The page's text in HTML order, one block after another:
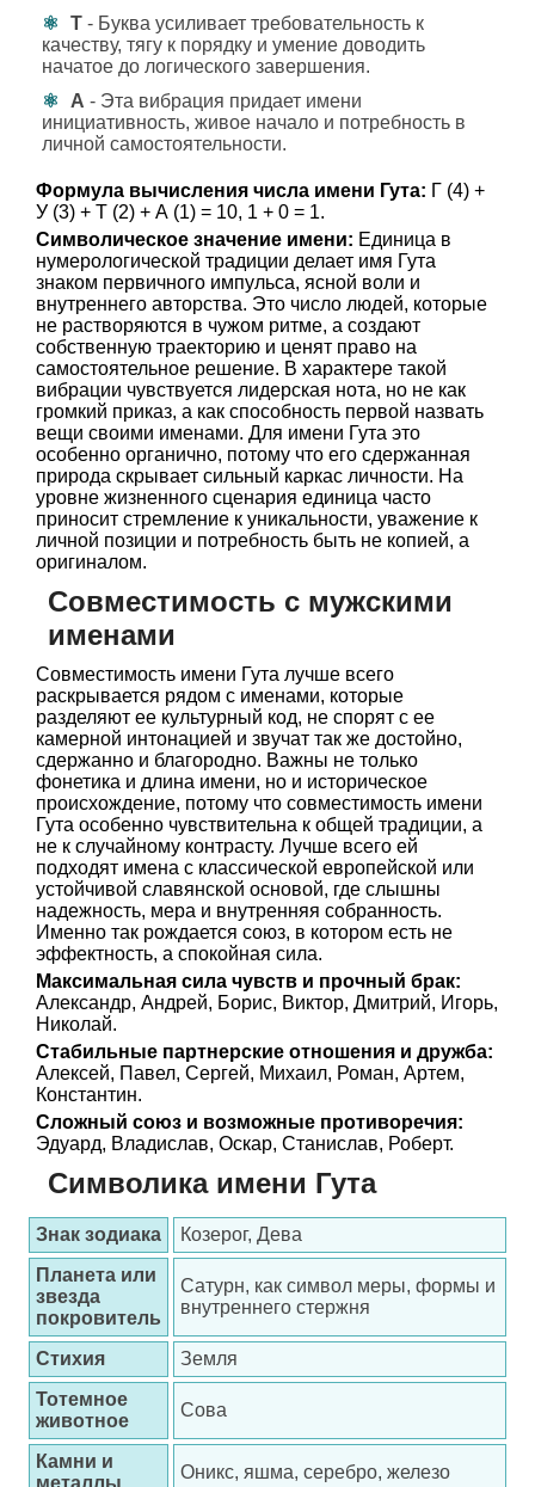
Т - Буква усиливает требовательность к
качеству, тягу к порядку и умение доводить
начатое до логического завершения.
А - Эта вибрация придает имени
инициативность, живое начало и потребность в
личной самостоятельности.
Формула вычисления числа имени Гута: Г (4) +
У (3) + Т (2) + А (1) = 10, 1 + 0 = 1.
Символическое значение имени: Единица в
нумерологической традиции делает имя Гута
знаком первичного импульса, ясной воли и
внутреннего авторства. Это число людей, которые
не растворяются в чужом ритме, а создают
собственную траекторию и ценят право на
самостоятельное решение. В характере такой
вибрации чувствуется лидерская нота, но не как
громкий приказ, а как способность первой назвать
вещи своими именами. Для имени Гута это
особенно органично, потому что его сдержанная
природа скрывает сильный каркас личности. На
уровне жизненного сценария единица часто
приносит стремление к уникальности, уважение к
личной позиции и потребность быть не копией, а
оригиналом.
Совместимость с мужскими
именами
Совместимость имени Гута лучше всего
раскрывается рядом с именами, которые
разделяют ее культурный код, не спорят с ее
камерной интонацией и звучат так же достойно,
сдержанно и благородно. Важны не только
фонетика и длина имени, но и историческое
происхождение, потому что совместимость имени
Гута особенно чувствительна к общей традиции, а
не к случайному контрасту. Лучше всего ей
подходят имена с классической европейской или
устойчивой славянской основой, где слышны
надежность, мера и внутренняя собранность.
Именно так рождается союз, в котором есть не
эффектность, а спокойная сила.
Максимальная сила чувств и прочный брак:
Александр, Андрей, Борис, Виктор, Дмитрий, Игорь,
Николай.
Стабильные партнерские отношения и дружба:
Алексей, Павел, Сергей, Михаил, Роман, Артем,
Константин.
Сложный союз и возможные противоречия:
Эдуард, Владислав, Оскар, Станислав, Роберт.
Символика имени Гута
Знак зодиака
Козерог, Дева
Планета или
звезда
покровитель
Сатурн, как символ меры, формы и
внутреннего стержня
Стихия
Земля
Тотемное
животное
Сова
Камни и
металлы
Оникс, яшма, серебро, железо